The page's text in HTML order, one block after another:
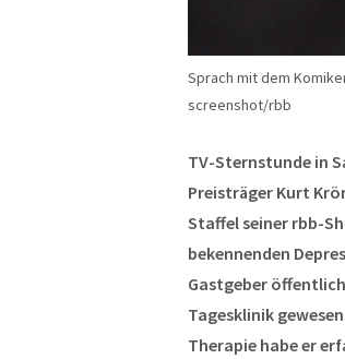
Sprach mit dem
screenshot/rbb
TV-Sternstunde in
Preisträger Kurt
Staffel seiner rbb-
bekennenden
Gastgeber
Tagesklinik
Therapie habe er